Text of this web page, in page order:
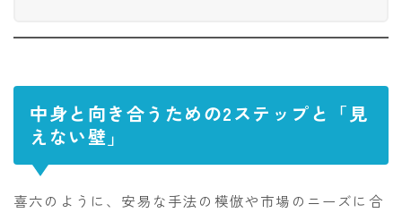
中身と向き合うための2ステップと「見
えない壁」
喜六のように、安易な手法の模倣や市場のニーズに合